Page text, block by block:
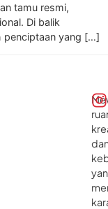
tamu resmi,
Di balik
penciptaan yang […]